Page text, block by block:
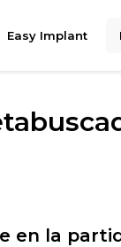
Easy Implant
en la